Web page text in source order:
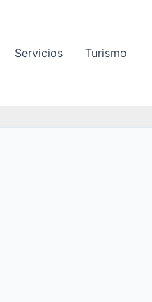
Servicios Turismo